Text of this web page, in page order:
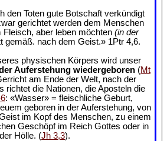
den Toten gute Botschaft verkündigt
gerichtet werden dem Menschen
aber leben möchten (in der
gemäß. nach dem Geist.» 1Ptr 4,6.
physischen Körpers wird unser
Auferstehung wiedergeboren (Mt
am Ende der Welt, nach der
richtet die Nationen, die Aposteln die
: «Wasser» = fleischliche Geburt,
geboren in der Auferstehung, von
im Kopf des Menschen, zu einem
Geschöpf im Reich Gottes oder in
der Hölle. (Jh 3,3).